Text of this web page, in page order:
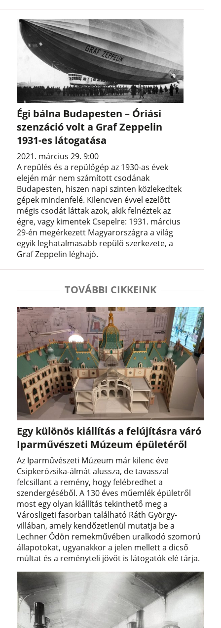
Égi bálna Budapesten – Óriási
szenzáció volt a Graf Zeppelin
1931-es látogatása
2021. március 29. 9:00
A repülés és a repülőgép az 1930-as évek
elején már nem számított csodának
Budapesten, hiszen napi szinten közlekedtek
gépek mindenfelé. Kilencven évvel ezelőtt
mégis csodát láttak azok, akik felnéztek az
égre, vagy kimentek Csepelre: 1931. március
29-én megérkezett Magyarországra a világ
egyik leghatalmasabb repülő szerkezete, a
Graf Zeppelin léghajó.
TOVÁBBI CIKKEINK
Egy különös kiállítás a felújításra váró
Iparművészeti Múzeum épületéről
Az Iparművészeti Múzeum már kilenc éve
Csipkerózsika-álmát alussza, de tavasszal
felcsillant a remény, hogy felébredhet a
szendergéséből. A 130 éves műemlék épületről
most egy olyan kiállítás tekinthető meg a
Városligeti fasorban található Ráth György-
villában, amely kendőzetlenül mutatja be a
Lechner Ödön remekművében uralkodó szomorú
állapotokat, ugyanakkor a jelen mellett a dicső
múltat és a reményteli jövőt is látogatók elé tárja.